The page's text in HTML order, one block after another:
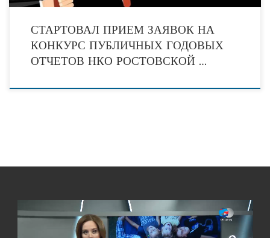
СТАРТОВАЛ ПРИЕМ ЗАЯВОК НА
КОНКУРС ПУБЛИЧНЫХ ГОДОВЫХ
ОТЧЕТОВ НКО РОСТОВСКОЙ …